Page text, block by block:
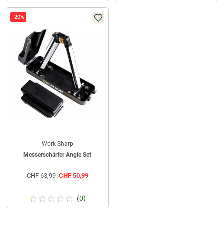
-20%
Work Sharp
Messerschärfer Angle Set
CHF63,99 CHF50,99
(0)